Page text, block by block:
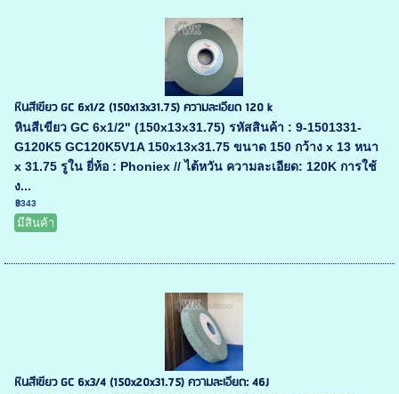
หินสีเขียว GC 6x1/2 (150x13x31.75) ความละเอียด 120 k
หินสีเขียว GC 6x1/2" (150x13x31.75) รหัสสินค้า : 9-1501331-
G120K5 GC120K5V1A 150x13x31.75 ขนาด 150 กว้าง x 13 หนา
x 31.75 รูใน ยี่ห้อ : Phoniex // ไต้หวัน ความละเอียด: 120K การใช้
ง...
฿343
มีสินค้า
หินสีเขียว GC 6x3/4 (150x20x31.75) ความละเอียด: 46J